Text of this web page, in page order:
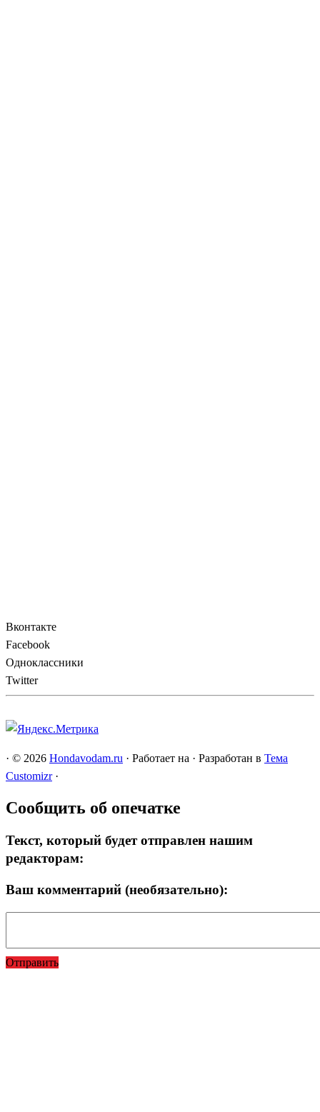
Вконтакте
Facebook
Одноклассники
Twitter
· © 2026 Hondavodam.ru · Работает на · Разработан в Тема
Customizr ·
Сообщить об опечатке
Текст, который будет отправлен нашим
редакторам:
Ваш комментарий (необязательно):
Отправить